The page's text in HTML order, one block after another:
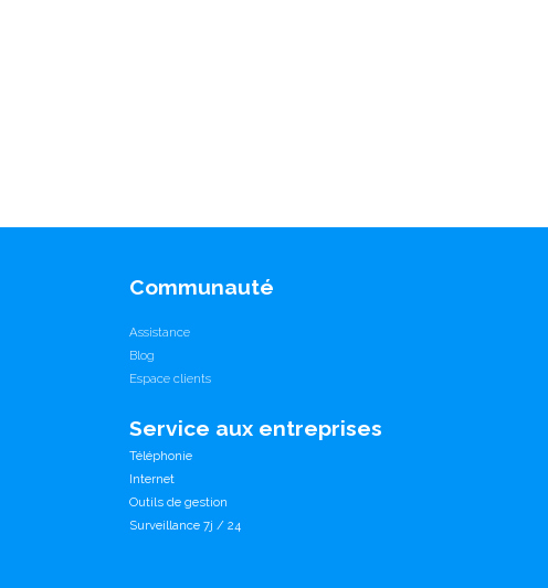
Communauté
Assistance
Blog
Espace clients
Service aux entreprises
Téléphonie
Internet
Outils de gestion
Surveillance 7j / 24